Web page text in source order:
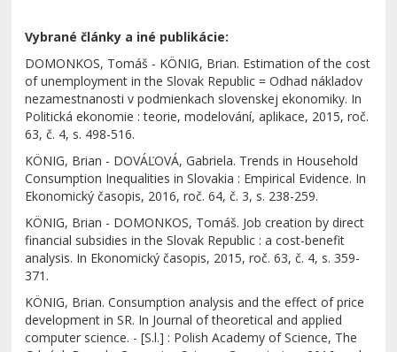
Vybrané články a iné publikácie:
DOMONKOS, Tomáš - KÖNIG, Brian. Estimation of the cost
of unemployment in the Slovak Republic = Odhad nákladov
nezamestnanosti v podmienkach slovenskej ekonomiky. In
Politická ekonomie : teorie, modelování, aplikace, 2015, roč.
63, č. 4, s. 498-516.
KÖNIG, Brian - DOVÁĽOVÁ, Gabriela. Trends in Household
Consumption Inequalities in Slovakia : Empirical Evidence. In
Ekonomický časopis, 2016, roč. 64, č. 3, s. 238-259.
KÖNIG, Brian - DOMONKOS, Tomáš. Job creation by direct
financial subsidies in the Slovak Republic : a cost-benefit
analysis. In Ekonomický časopis, 2015, roč. 63, č. 4, s. 359-
371.
KÖNIG, Brian. Consumption analysis and the effect of price
development in SR. In Journal of theoretical and applied
computer science. - [S.l.] : Polish Academy of Science, The